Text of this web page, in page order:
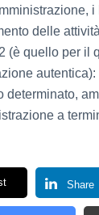
i
delle
(è quello per il
determinato,
a
Share